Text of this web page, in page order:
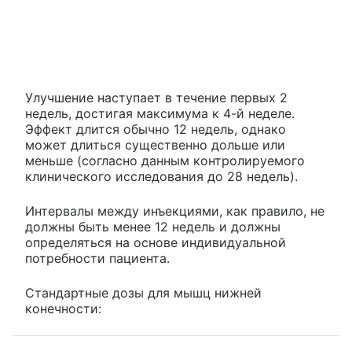
Улучшение наступает в течение первых 2
недель, достигая максимума к 4-й неделе.
Эффект длится обычно 12 недель, однако
может длиться существенно дольше или
меньше (согласно данным контролируемого
клинического исследования до 28 недель).
Интервалы между инъекциями, как правило, не
должны быть менее 12 недель и должны
определяться на основе индивидуальной
потребности пациента.
Стандартные дозы для мышц нижней
конечности: